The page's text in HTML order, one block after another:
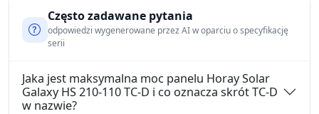
Często zadawane pytania
odpowiedzi wygenerowane przez AI w oparciu o specyfikację
serii
Jaka jest maksymalna moc panelu Horay Solar
Galaxy HS 210-110 TC-D i co oznacza skrót TC-D
w nazwie?